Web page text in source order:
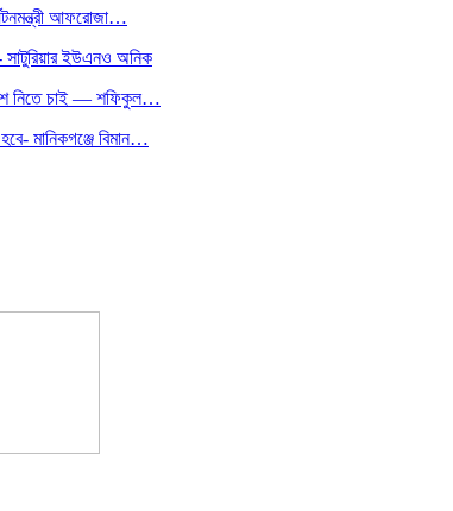
আফরোজা…
সাটুরিয়ার ইউএনও অনিক
নিতে চাই — শফিকুল…
মানিকগঞ্জে বিমান…